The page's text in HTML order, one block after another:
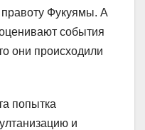
Фукуямы. А
события
они происходили
попытка
и